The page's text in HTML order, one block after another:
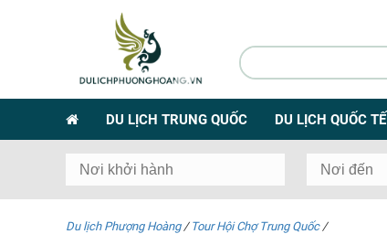
DU LỊCH TRUNG QUỐC DU LỊCH QUỐC TẾ
Du lịch Phượng Hoàng / Tour Hội Chợ Trung Quốc /